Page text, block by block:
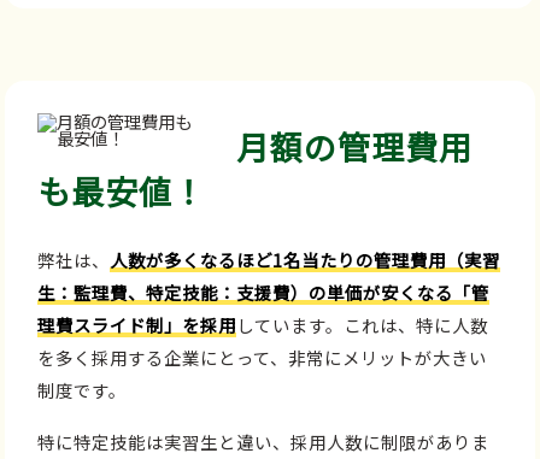
月額の管理費用
も最安値！
弊社は、 人数が多くなるほど1名当たりの管理費用（実習
生：監理費、特定技能：支援費）の単価が安くなる「管
理費スライド制」を採用しています。これは、特に人数
を多く採用する企業にとって、非常にメリットが大きい
制度です。
特に特定技能は実習生と違い、採用人数に制限がありま